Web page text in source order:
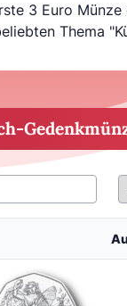
3 Euro
Thema